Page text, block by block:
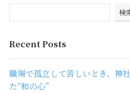
検
Recent Posts
職場で孤立して苦しいとき、神
た“和の心”